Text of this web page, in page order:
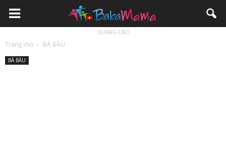
QUẢNG CÁO
Trang chủ BÀ BẦU
BÀ BẦU